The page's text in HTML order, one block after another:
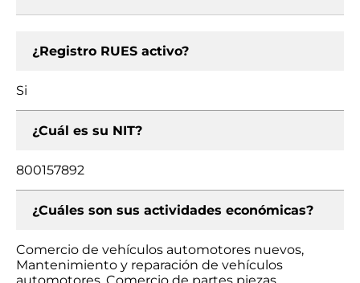
¿Registro RUES activo?
Si
¿Cuál es su NIT?
800157892
¿Cuáles son sus actividades económicas?
Comercio de vehículos automotores nuevos,
Mantenimiento y reparación de vehículos